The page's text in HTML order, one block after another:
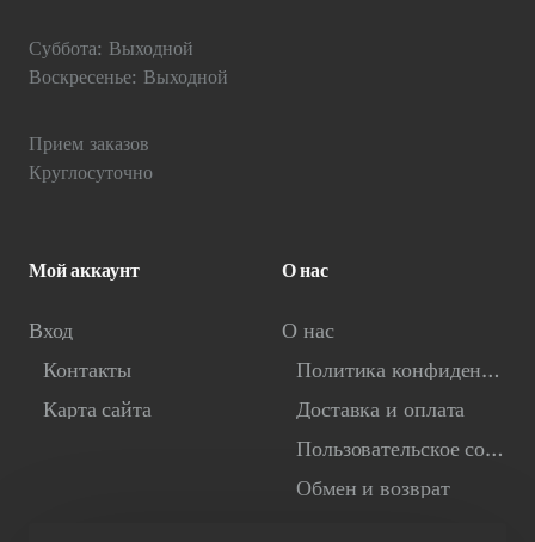
Суббота: Выходной
Воскресенье: Выходной
Прием заказов
Круглосуточно
Мой аккаунт
Вход
Контакты
Карта сайта
О нас
О нас
Политика конфиденциальности
Доставка и оплата
Пользовательское соглашение
Обмен и возврат